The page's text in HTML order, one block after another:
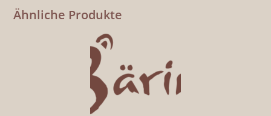
Ähnliche Produkte